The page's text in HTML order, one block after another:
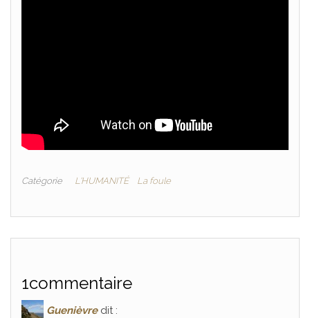
Catégorie L'HUMANITÉ La foule
1commentaire
Guenièvre dit :